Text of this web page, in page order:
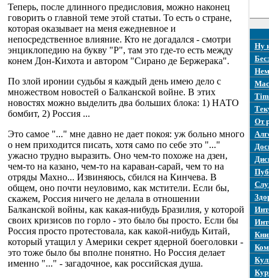
Теперь, после длинного предисловия, можно наконец
говорить о главной теме этой статьи. То есть о стране,
которая оказывает на меня ежедневное и
непосредственное влияние. Кто не догадался - смотри
энциклопедию на букву "Р", там это где-то есть между
конем Дон-Кихота и автором "Сирано де Бержерака".
По злой иронии судьбы я каждый день имею дело с
множеством новостей о Балканской войне. В этих
новостях можно выделить два больших блока: 1) НАТО
бомбит, 2) Россия ...
Это самое "..." мне давно не дает покоя: уж больно много
о нем приходится писать, хотя само по себе это "..."
ужасно трудно выразить. Оно чем-то похоже на дзен,
чем-то на казано, чем-то на караван-сарай, чем то на
отряды Махно... Извиняюсь, сбился на Кинчева. В
общем, оно почти неуловимо, как мстители. Если бы,
скажем, Россия ничего не делала в отношении
Балканской войны, как какая-нибудь Бразилия, у которой
своих кризисов по горло - это было бы просто. Если бы
Россия просто протестовала, как какой-нибудь Китай,
который утащил у Америки секрет ядерной боеголовки -
это тоже было бы вполне понятно. Но Россия делает
именно "..." - загадочное, как российская душа.
Ну
От